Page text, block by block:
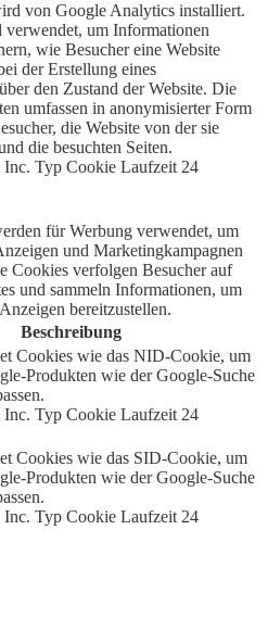
von Google Analytics installiert.
um Informationen
wie Besucher eine Website
der Erstellung eines
den Zustand der Website. Die
umfassen in anonymisierter Form
die Website von der sie
die besuchten Seiten.
Inc. Typ Cookie Laufzeit 24
für Werbung verwendet, um
und Marketingkampagnen
Cookies verfolgen Besucher auf
und sammeln Informationen, um
bereitzustellen.
Beschreibung
Cookies wie das NID-Cookie, um
Produkten wie der Google-Suche
Inc. Typ Cookie Laufzeit 24
Cookies wie das SID-Cookie, um
Produkten wie der Google-Suche
Inc. Typ Cookie Laufzeit 24